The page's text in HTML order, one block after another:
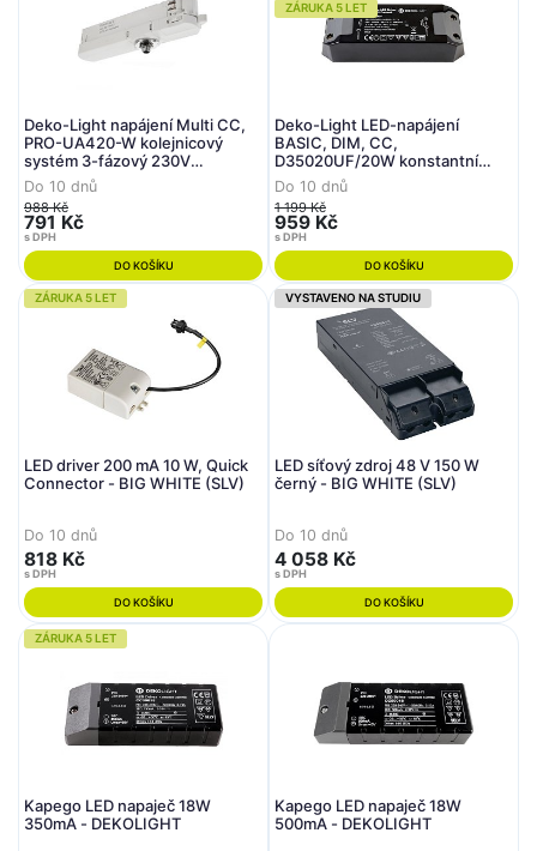
Deko-Light napájení Multi CC,
PRO-UA420-W kolejnicový
systém 3-fázový 230V
konstantní proud
250/350/450/500 mA IP20 25-
42V DC 6,30-21,00 W
Do 10 dnů
988 Kč
791 Kč
s DPH
DO KOŠÍKU
ZÁRUKA 5 LET
Deko-Light LED-napájení
BASIC, DIM, CC,
D35020UF/20W konstantní
proud 350 mA IP20 stmívatelné
28-57V DC 9,80-20,00 W
Do 10 dnů
1 199 Kč
959 Kč
s DPH
DO KOŠÍKU
ZÁRUKA 5 LET
LED driver 200 mA 10 W, Quick
Connector - BIG WHITE (SLV)
Do 10 dnů
818 Kč
s DPH
DO KOŠÍKU
VYSTAVENO NA STUDIU
LED síťový zdroj 48 V 150 W
černý - BIG WHITE (SLV)
Do 10 dnů
4 058 Kč
s DPH
DO KOŠÍKU
ZÁRUKA 5 LET
Kapego LED napaječ 18W
350mA - DEKOLIGHT
Kapego LED napaječ 18W
500mA - DEKOLIGHT